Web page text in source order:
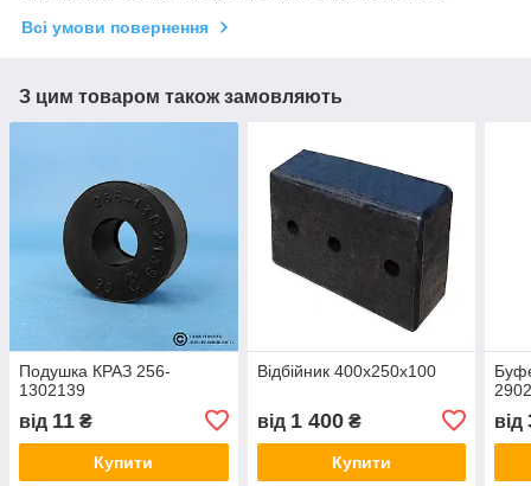
Всі умови повернення
З цим товаром також замовляють
Подушка КРАЗ 256-
1302139
від 11 ₴
Купити
Відбійник 400х250х100
від 1 400₴
Купити
від